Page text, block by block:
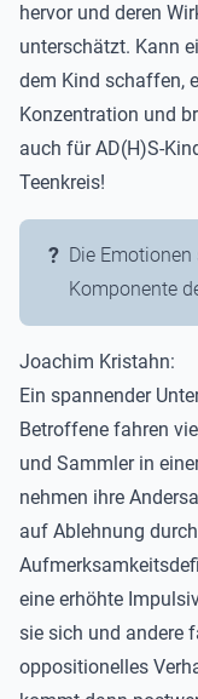
hervor und deren
unterschätzt. Kann
dem Kind schaffen,
Konzentration und
auch für AD(H)S-
Teenkreis!
Die
Komponente
Joachim Kristahn:
Ein spannender
Betroffene fahren
und Sammler in
nehmen ihre
auf Ablehnung
eine erhöhte
sie sich und andere
oppositionelles